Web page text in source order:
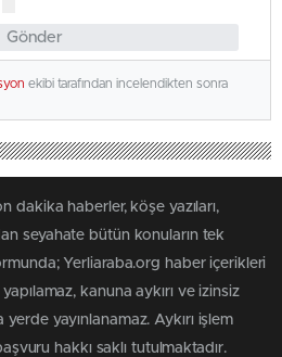
Gönder
ekibi tarafından incelendikten sonra
dakika haberler, köşe yazıları,
seyahate bütün konuların tek
Yerliaraba.org haber içerikleri
kanuna aykırı ve izinsiz
yayınlanamaz. Aykırı işlem
hakkı saklı tutulmaktadır.